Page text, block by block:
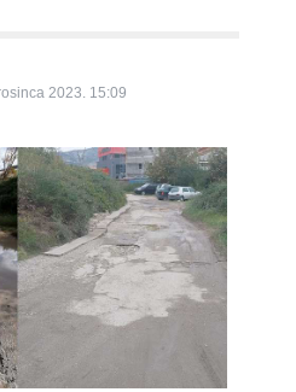
2023. 15:09